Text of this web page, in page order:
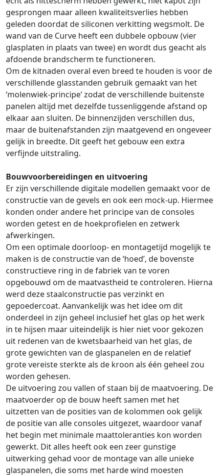
gesprongen maar alleen kwaliteitsverlies hebben
geleden doordat de siliconen verkitting wegsmolt. De
wand van de Curve heeft een dubbele opbouw (vier
glasplaten in plaats van twee) en wordt dus geacht als
afdoende brandscherm te functioneren.
Om de kitnaden overal even breed te houden is voor de
verschillende glasstanden gebruik gemaakt van het
‘molenwiek-principe’ zodat de verschillende buitenste
panelen altijd met dezelfde tussenliggende afstand op
elkaar aan sluiten. De binnenzijden verschillen dus,
maar de buitenafstanden zijn maatgevend en ongeveer
gelijk in breedte. Dit geeft het gebouw een extra
verfijnde uitstraling.
Bouwvoorbereidingen en uitvoering
Er zijn verschillende digitale modellen gemaakt voor de
constructie van de gevels en ook een mock-up. Hiermee
konden onder andere het principe van de consoles
worden getest en de hoekprofielen en zetwerk
afwerkingen.
Om een optimale doorloop- en montagetijd mogelijk te
maken is de constructie van de ‘hoed’, de bovenste
constructieve ring in de fabriek van te voren
opgebouwd om de maatvastheid te controleren. Hierna
werd deze staalconstructie pas verzinkt en
gepoedercoat. Aanvankelijk was het idee om dit
onderdeel in zijn geheel inclusief het glas op het werk
in te hijsen maar uiteindelijk is hier niet voor gekozen
uit redenen van de kwetsbaarheid van het glas, de
grote gewichten van de glaspanelen en de relatief
grote vereiste sterkte als de kroon als één geheel zou
worden gehesen.
De uitvoering zou vallen of staan bij de maatvoering. De
maatvoerder op de bouw heeft samen met het
uitzetten van de posities van de kolommen ook gelijk
de positie van alle consoles uitgezet, waardoor vanaf
het begin met minimale maattoleranties kon worden
gewerkt. Dit alles heeft ook een zeer gunstige
uitwerking gehad voor de montage van alle unieke
glaspanelen, die soms met harde wind moesten